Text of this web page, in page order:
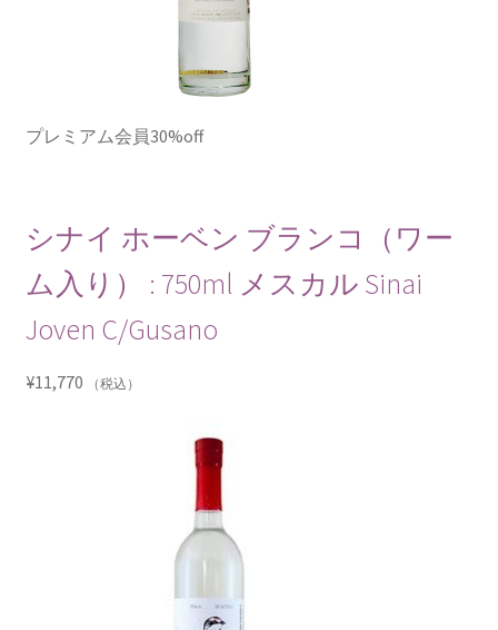
プレミアム会員30%off
シナイ ホーベン ブランコ（ワー
ム入り） : 750ml メスカル Sinai
Joven C/Gusano
¥11,770 （税込）